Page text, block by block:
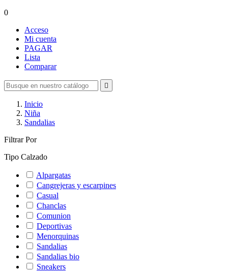
0
Acceso
Mi cuenta
PAGAR
Lista
Comparar

Inicio
Niña
Sandalias
Filtrar Por
Tipo Calzado
Alpargatas
Cangrejeras y escarpines
Casual
Chanclas
Comunion
Deportivas
Menorquinas
Sandalias
Sandalias bio
Sneakers